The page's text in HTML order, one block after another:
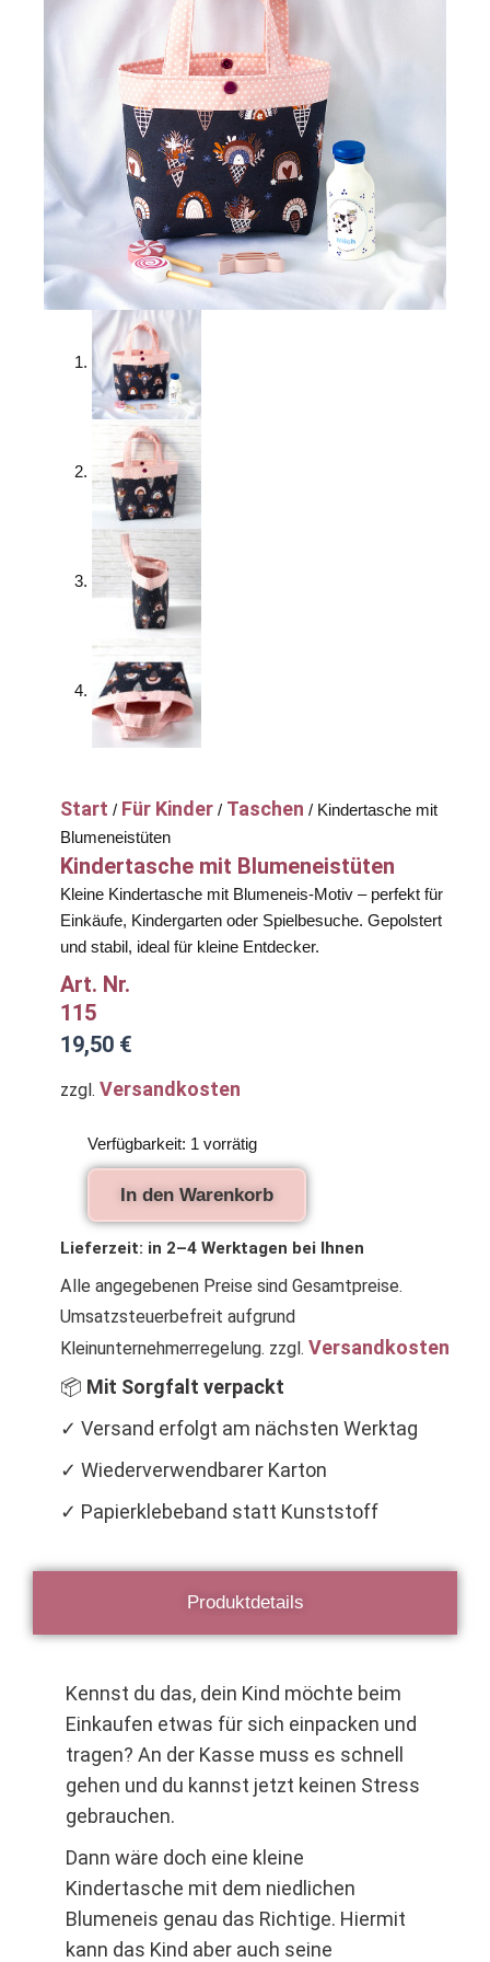
Start / Für Kinder / Taschen / Kindertasche mit
Blumeneistüten
Kindertasche mit Blumeneistüten
Kleine Kindertasche mit Blumeneis-Motiv – perfekt für
Einkäufe, Kindergarten oder Spielbesuche. Gepolstert
und stabil, ideal für kleine Entdecker.
Art. Nr.
115
19,50 €
zzgl. Versandkosten
Verfügbarkeit: 1 vorrätig
Kindertasche
Blumeneistüten
MengeIn den Warenkorb
Lieferzeit: in 2–4 Werktagen bei Ihnen
Alle angegebenen Preise sind Gesamtpreise.
Umsatzsteuerbefreit aufgrund
Kleinunternehmerregelung. zzgl. Versandkosten
📦 Mit Sorgfalt verpackt
✓ Versand erfolgt am nächsten Werktag
✓ Wiederverwendbarer Karton
✓ Papierklebeband statt Kunststoff
Produktdetails
Kennst du das, dein Kind möchte beim
Einkaufen etwas für sich einpacken und
tragen? An der Kasse muss es schnell
gehen und du kannst jetzt keinen Stress
gebrauchen.
Dann wäre doch eine kleine
Kindertasche mit dem niedlichen
Blumeneis genau das Richtige. Hiermit
kann das Kind aber auch seine